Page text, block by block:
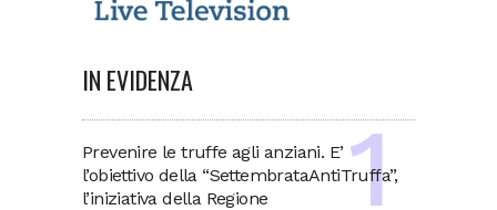
IN EVIDENZA
Prevenire le truffe agli anziani. E’
l’obiettivo della “SettembrataAntiTruffa”,
l’iniziativa della Regione